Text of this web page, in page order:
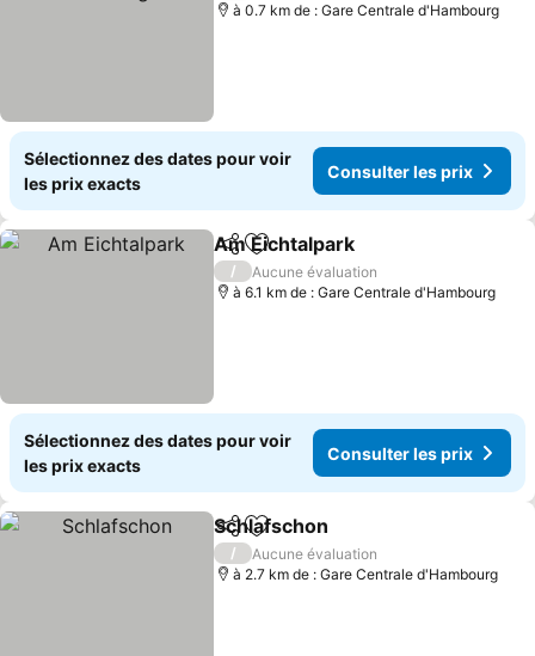
à 0.7 km de : Gare Centrale d'Hambourg
Sélectionnez des dates pour voir
les prix exacts
Consulter les prix
PartagerAjouter à mes favoris
Am Eichtalpark
/
Aucune évaluation
à 6.1 km de : Gare Centrale d'Hambourg
Sélectionnez des dates pour voir
les prix exacts
Consulter les prix
PartagerAjouter à mes favoris
Schlafschon
/
Aucune évaluation
à 2.7 km de : Gare Centrale d'Hambourg